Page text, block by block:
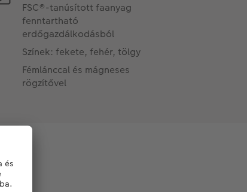
FSC®-tanúsított faanyag
fenntartható
erdőgazdálkodásból
Színek: fekete, fehér, tölgy
Fémlánccal és mágneses
rögzítővel